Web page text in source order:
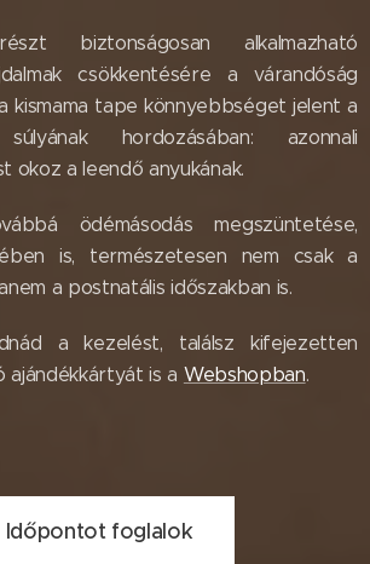
biztonságosan alkalmazható
csökkentésére a várandóság
kismama tape könnyebbséget jelent a
hordozásában: azonnali
okoz a leendő anyukának.
ödémásodás megszüntetése,
is, természetesen nem csak a
a postnatális időszakban is.
a kezelést, találsz kifejezetten
ajándékkártyát is a Webshopban.
Időpontot foglalok